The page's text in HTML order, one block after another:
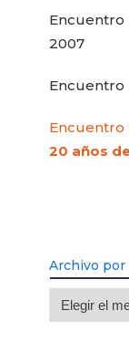
Encuentro
2007
Encuentro
Encuentro
20 años
Archivo por
Archivo
por